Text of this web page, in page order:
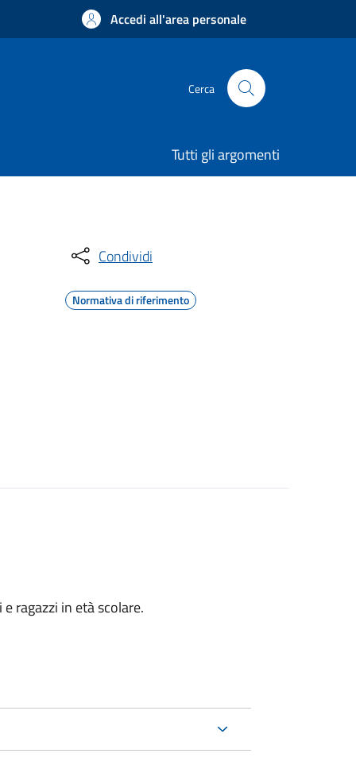
Accedi all'area personale
Cerca
Tutti gli argomenti
Condividi
Normativa di riferimento
ragazzi in età scolare.